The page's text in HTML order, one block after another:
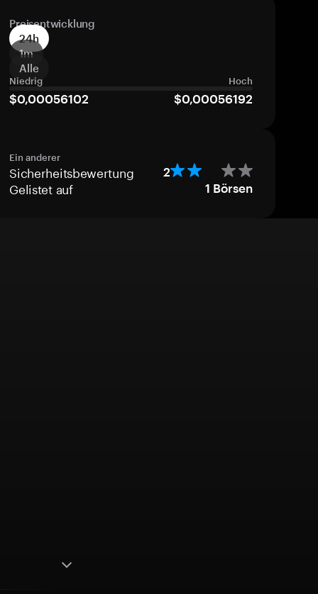
Preisentwicklung
24h
1m
Alle
Niedrig Hoch
$0,00056102 $0,00056192
Ein anderer
Sicherheitsbewertung 2
Gelistet auf 1 Börsen